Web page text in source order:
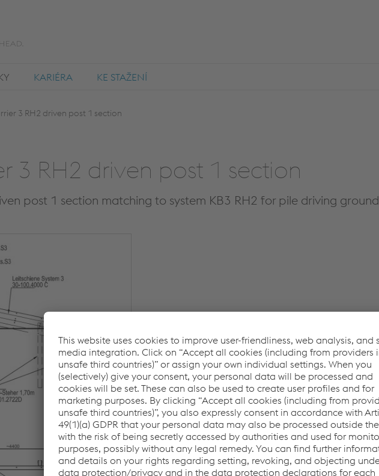
KARIÉRA KE STAŽENÍ
3 RH2 driven post 1 section
3 RH2 driven post 1 section
post 1 section matching to system KB3 RH2 for pile driving ground